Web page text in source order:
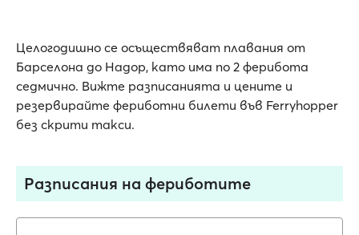
Целогодишно се осъществяват плавания от
Барселона до Надор, като има по 2 ферибота
седмично. Вижте разписанията и цените и
резервирайте фериботни билети във Ferryhopper
без скрити такси.
Разписания на фериботите